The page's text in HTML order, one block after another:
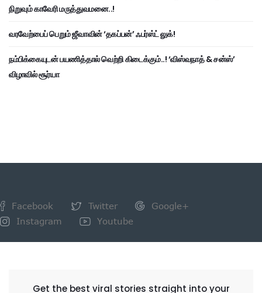
நிறுவும் காவேரி மருத்துவமனை..!
வரவேற்பைப் பெறும் ஜீவாவின் ‘தகப்பன்’ ஃபர்ஸ்ட் லுக்!
நம்பிக்கையுடன் பயணித்தால் வெற்றி கிடைக்கும்..! ‘விஸ்வநாத் & சன்ஸ்’
விழாவில் சூர்யா
Facebook Twitter
Google+
Instagram
Youtube
Get the best viral stories straight into your